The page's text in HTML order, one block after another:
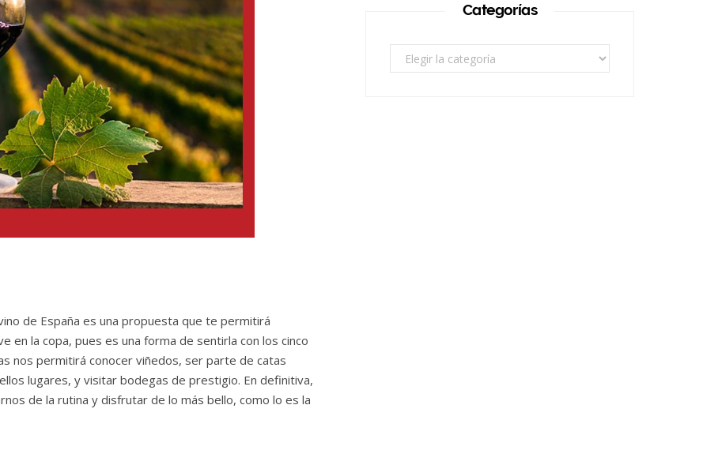
de España es una propuesta que te permitirá
en la copa, pues es una forma de sentirla con los cinco
nos permitirá conocer viñedos, ser parte de catas
lugares, y visitar bodegas de prestigio. En definitiva,
de la rutina y disfrutar de lo más bello, como lo es la
Categorías
Categorías